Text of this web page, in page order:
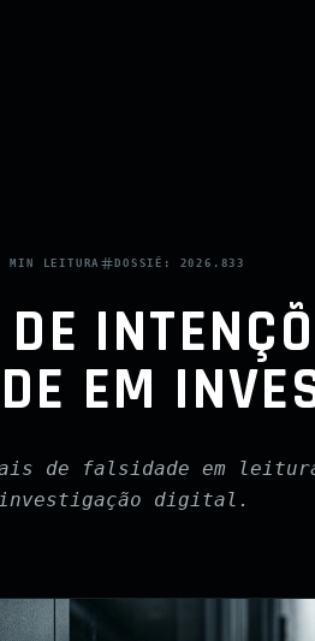
MIN LEITURA DOSSIÊ: 2026.833
EM
de falsidade em
digital.